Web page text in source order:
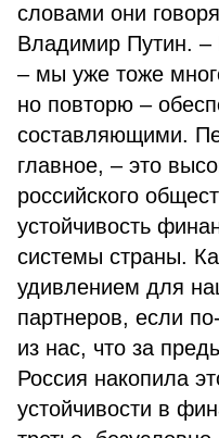
словами они
Владимир Путин. –
– мы уже тоже
но повторю –
составляющими.
главное, – это
российского
устойчивость
системы страны.
удивлением для
партнеров, если
из нас, что за
Россия накопила
устойчивости в